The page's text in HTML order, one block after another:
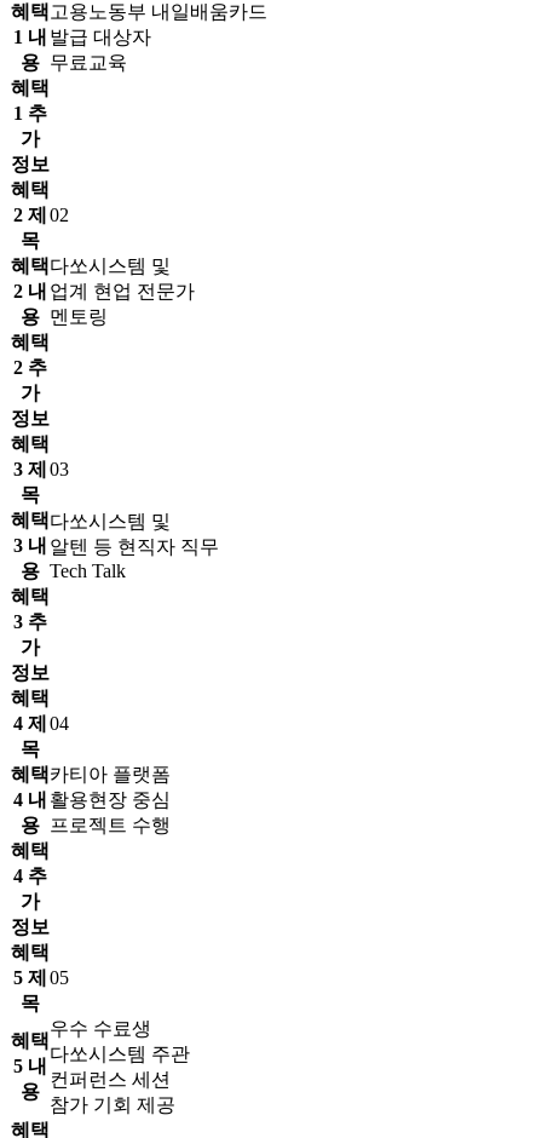
혜택
1 내
용
고용노동부 내일배움카드
발급 대상자
무료교육
혜택
1 추
가
정보
혜택
2 제
목
02
혜택
2 내
용
다쏘시스템 및
업계 현업 전문가
멘토링
혜택
2 추
가
정보
혜택
3 제
목
03
혜택
3 내
용
다쏘시스템 및
알텐 등 현직자 직무
Tech Talk
혜택
3 추
가
정보
혜택
4 제
목
04
혜택
4 내
용
카티아 플랫폼
활용현장 중심
프로젝트 수행
혜택
4 추
가
정보
혜택
5 제
목
05
혜택
5 내
용
우수 수료생
다쏘시스템 주관
컨퍼런스 세션
참가 기회 제공
혜택